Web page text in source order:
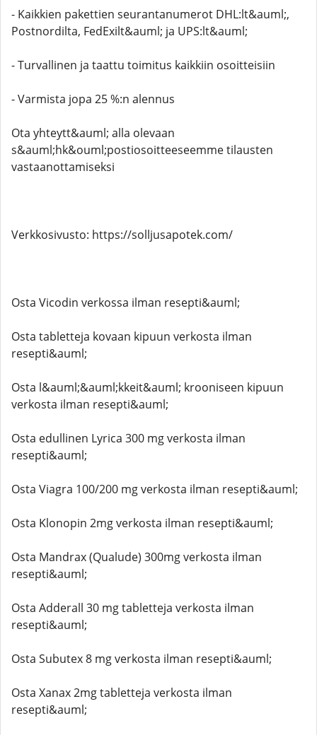
- Kaikkien pakettien seurantanumerot DHL:lt&auml;,
Postnordilta, FedExilt&auml; ja UPS:lt&auml;
- Turvallinen ja taattu toimitus kaikkiin osoitteisiin
- Varmista jopa 25 %:n alennus
Ota yhteytt&auml; alla olevaan
s&auml;hk&ouml;postiosoitteeseemme tilausten
vastaanottamiseksi
Verkkosivusto: https://solljusapotek.com/
Osta Vicodin verkossa ilman resepti&auml;
Osta tabletteja kovaan kipuun verkosta ilman
resepti&auml;
Osta l&auml;&auml;kkeit&auml; krooniseen kipuun
verkosta ilman resepti&auml;
Osta edullinen Lyrica 300 mg verkosta ilman
resepti&auml;
Osta Viagra 100/200 mg verkosta ilman resepti&auml;
Osta Klonopin 2mg verkosta ilman resepti&auml;
Osta Mandrax (Qualude) 300mg verkosta ilman
resepti&auml;
Osta Adderall 30 mg tabletteja verkosta ilman
resepti&auml;
Osta Subutex 8 mg verkosta ilman resepti&auml;
Osta Xanax 2mg tabletteja verkosta ilman
resepti&auml;